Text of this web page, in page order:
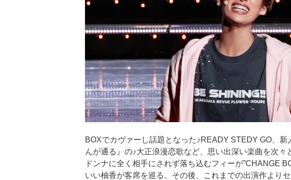
BOXでカヴァーし話題となった♪READY STEDY GO、
んが通る』の♪大正浪漫恋歌など、思い出深い楽曲を次
ドンナに全く相手にされず落ち込むフィーが”CHANGE
いい柚香が客席を巡る。その後、これまでの出演作より